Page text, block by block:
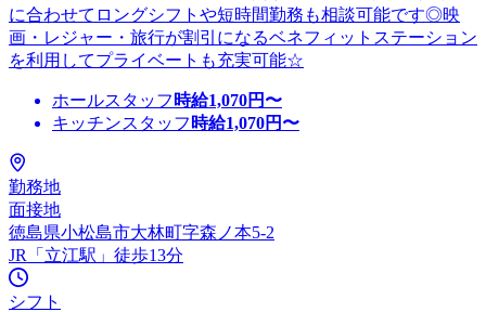
に合わせてロングシフトや短時間勤務も相談可能です◎映
画・レジャー・旅行が割引になるベネフィットステーション
を利用してプライベートも充実可能☆
ホールスタッフ 時給1,070円〜
キッチンスタッフ 時給1,070円〜
勤務地
面接地
徳島県小松島市大林町字森ノ本5-2
JR「立江駅」徒歩13分
シフト